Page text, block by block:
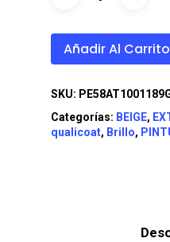
Añadir Al Carrito
SKU:
Categorías: BEIGE,
qualicoat, Brillo,